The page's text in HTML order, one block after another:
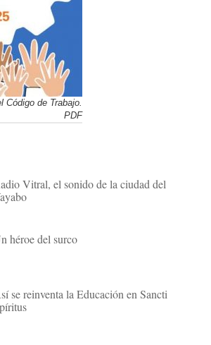
Código de Trabajo.
PDF
Vitral, el sonido de la ciudad del
héroe del surco
se reinventa la Educación en Sancti